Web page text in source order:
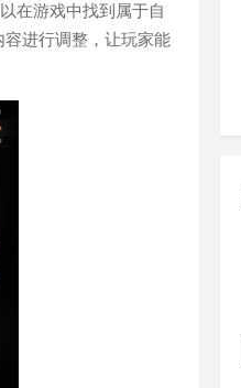
在游戏中找到属于自
进行调整，让玩家能